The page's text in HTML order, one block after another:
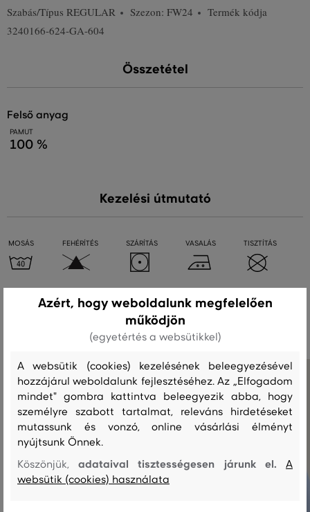
Szabás/Típus REGULAR Szezon: FW24
Termék kódja
3240166-624-GA-604
Összetétel
felső anyag
PAMUT
100 %
Kezelési útmutató
MOSÁS FEHÉRÍTÉS SZÁRÍTÁS VASALÁS TISZTÍTÁS
Ajánlott termékek
Azért, hogy weboldalunk megfelelően
működjön
(egyetértés a websütikkel)
A websütik (cookies) kezelésének beleegyezésével
hozzájárul weboldalunk fejlesztéséhez. Az „Elfogadom
mindet" gombra kattintva beleegyezik abba, hogy
személyre szabott tartalmat, releváns hirdetéseket
mutassunk és vonzó, online vásárlási élményt
nyújtsunk Önnek.
Köszönjük,adataival tisztességesen járunk el.A
websütik (cookies) használata